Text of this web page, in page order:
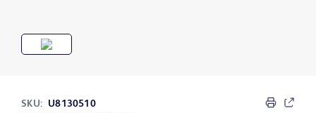
SKU:
U8130510